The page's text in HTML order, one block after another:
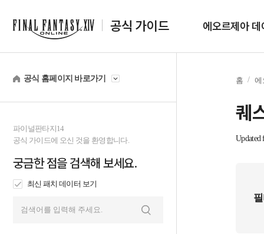
공식 가이드 에오르제아
공식 홈페이지 바로가기
파이널판타지14
공식 가이드에 오신 것을 환영합니다.
궁금한 점을 검색해 보세요.
최신 패치 데이터 보기
홈 에
퀘
Updated